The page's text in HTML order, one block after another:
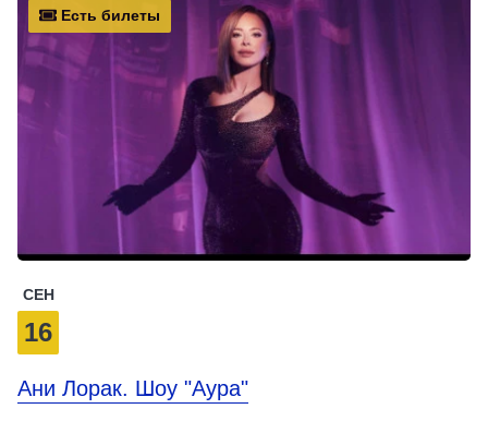
Есть билеты
СЕН
16
Ани Лорак. Шоу "Аура"